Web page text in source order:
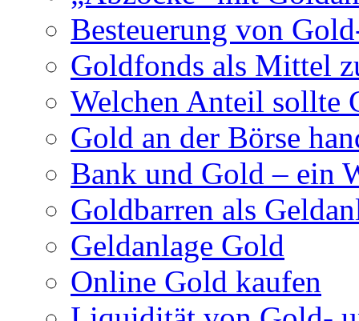
Besteuerung von
Goldfonds als Mittel
Welchen Anteil sollte
Gold an der Börse
Bank und Gold – ein
Goldbarren als
Geldanlage Gold
Online Gold kaufen